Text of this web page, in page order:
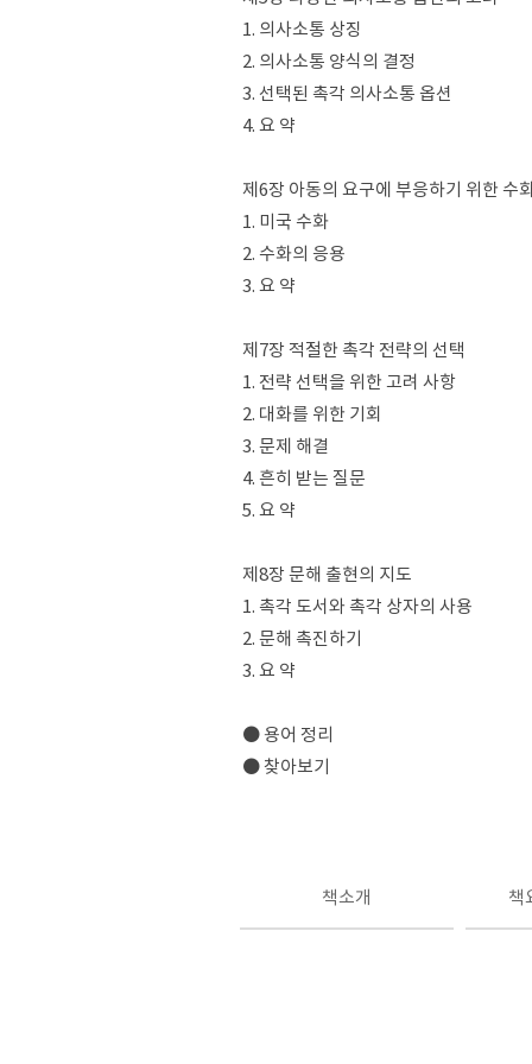
1. 의사소통 상징
2. 의사소통 양식의 결정
3. 선택된 촉각 의사소통 옵션
4. 요 약
제6장 아동의 요구에 부응하기 위한 수
1. 미국 수화
2. 수화의 응용
3. 요 약
제7장 적절한 촉각 전략의 선택
1. 전략 선택을 위한 고려 사항
2. 대화를 위한 기회
3. 문제 해결
4. 흔히 받는 질문
5. 요 약
제8장 문해 출현의 지도
1. 촉각 도서와 촉각 상자의 사용
2. 문해 촉진하기
3. 요 약
● 용어 정리
● 찾아보기
책소개 책